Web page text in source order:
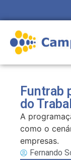
Funtrab
do
A
como o
empresas.
Fernando